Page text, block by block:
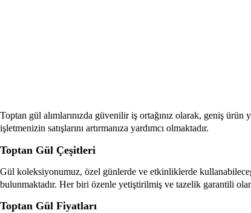
Toptan gül alımlarınızda güvenilir iş ortağınız olarak, geniş
işletmenizin satışlarını artırmanıza yardımcı olmaktadır.
Toptan Gül Çeşitleri
Gül koleksiyonumuz, özel günlerde ve etkinliklerde
bulunmaktadır. Her biri özenle yetiştirilmiş ve tazelik garantili
Toptan Gül Fiyatları